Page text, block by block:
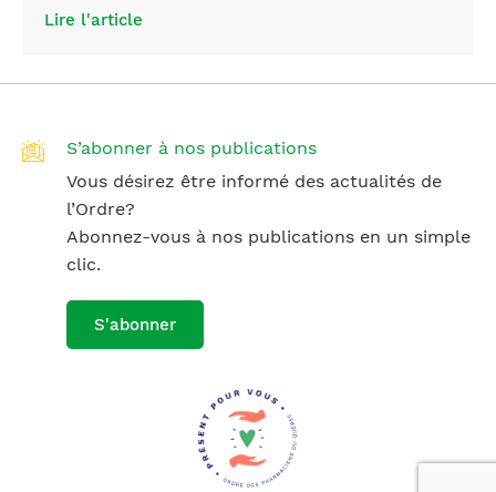
Lire l'article
S’abonner à nos publications
Vous désirez être informé des actualités de
l’Ordre?
Abonnez-vous à nos publications en un simple
clic.
S'abonner